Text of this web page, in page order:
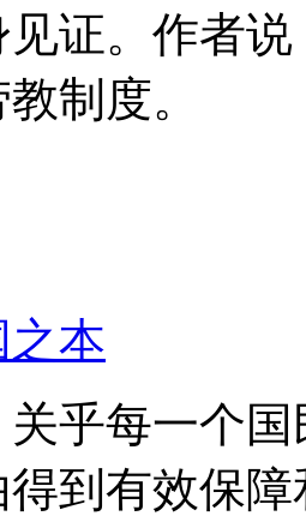
证。作者
制度。
之本
乎每一个
到有效保